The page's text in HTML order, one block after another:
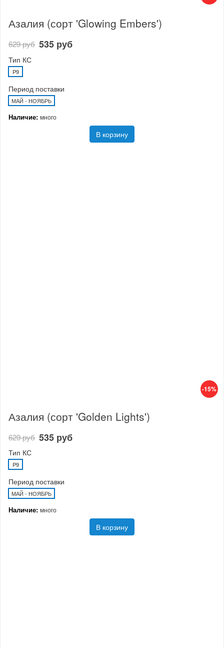
Азалия (сорт 'Glowing Embers')
629 руб 535 руб
Тип КС
P9
Период поставки
МАЙ - НОЯБРЬ
Наличие: много
В корзину
-15%
Азалия (сорт 'Golden Lights')
629 руб 535 руб
Тип КС
P9
Период поставки
МАЙ - НОЯБРЬ
Наличие: много
В корзину